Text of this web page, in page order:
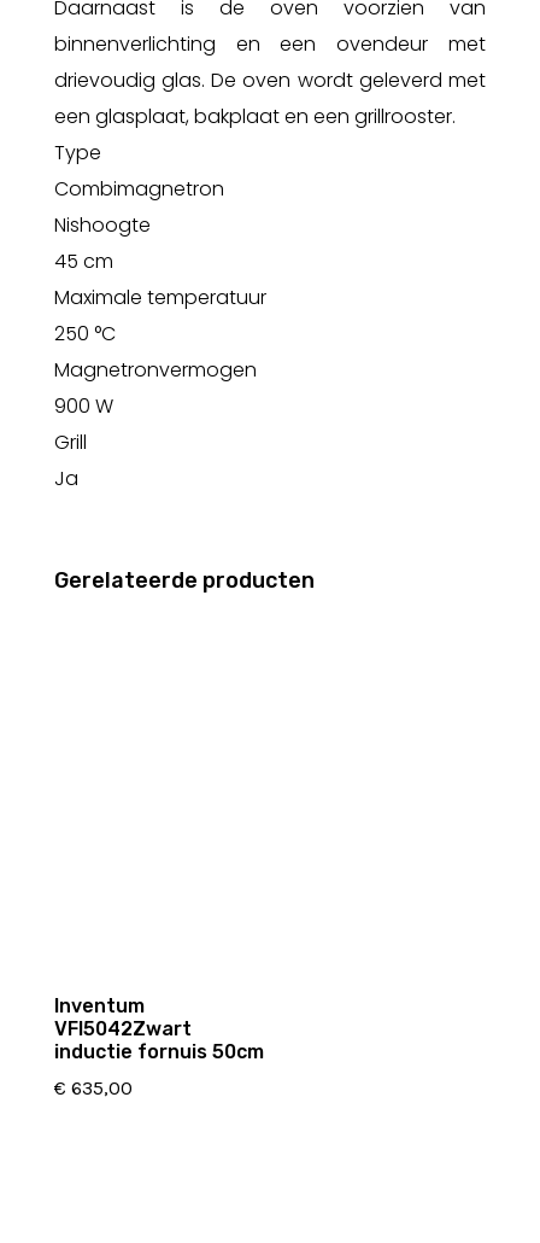
Daarnaast is de oven voorzien van
binnenverlichting en een ovendeur met
drievoudig glas. De oven wordt geleverd met
een glasplaat, bakplaat en een grillrooster.
Type
Combimagnetron
Nishoogte
45 cm
Maximale temperatuur
250 °C
Magnetronvermogen
900 W
Grill
Ja
Gerelateerde producten
Inventum
VFI5042Zwart
inductie fornuis 50cm
€ 635,00